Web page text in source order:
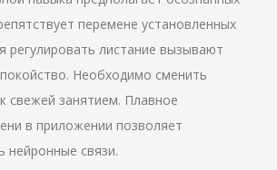
перемене установленных
регулировать листание вызывают
Необходимо сменить
свежей занятием. Плавное
в приложении позволяет
нейронные связи.